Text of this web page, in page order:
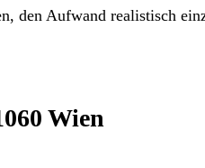
den Aufwand realistisch
Wien